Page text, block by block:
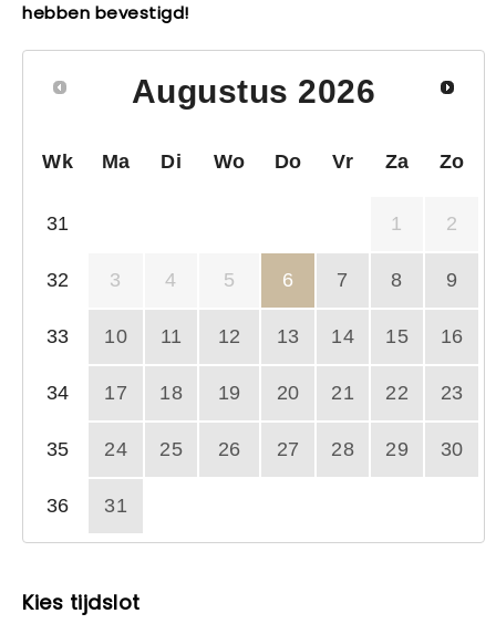
hebben bevestigd!
Augustus 2026
Wk Ma Di Wo Do Vr Za Zo
31 1 2
32 3 4 5 6 7 8 9
33 10 11 12 13 14 15 16
34 17 18 19 20 21 22 23
35 24 25 26 27 28 29 30
36 31
Kies tijdslot